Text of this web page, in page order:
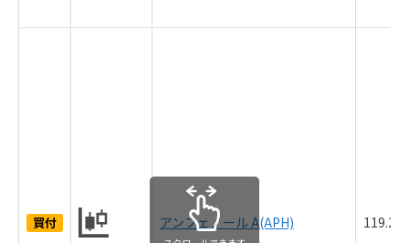
買付 アンフェノール A(APH) 119.24